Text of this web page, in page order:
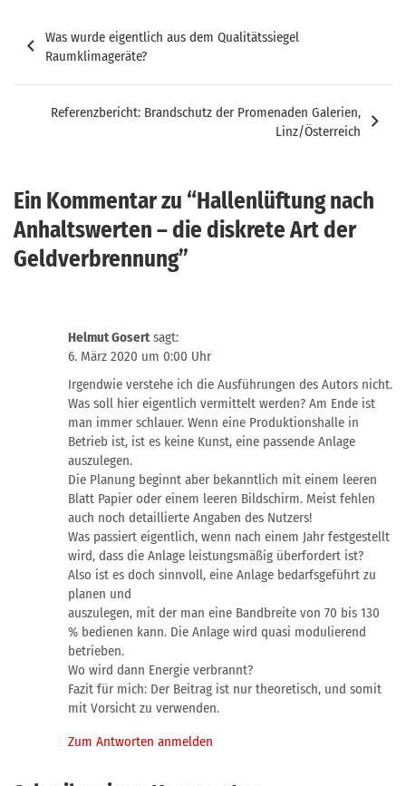
Beitragsnavigation
Was wurde eigentlich aus dem Qualitätssiegel
Raumklimageräte?
Referenzbericht: Brandschutz der Promenaden Galerien,
Linz/Österreich
Ein Kommentar zu “Hallenlüftung nach
Anhaltswerten – die diskrete Art der
Geldverbrennung”
Helmut Gosert sagt:
6. März 2020 um 0:00 Uhr
Irgendwie verstehe ich die Ausführungen des Autors nicht.
Was soll hier eigentlich vermittelt werden? Am Ende ist
man immer schlauer. Wenn eine Produktionshalle in
Betrieb ist, ist es keine Kunst, eine passende Anlage
auszulegen.
Die Planung beginnt aber bekanntlich mit einem leeren
Blatt Papier oder einem leeren Bildschirm. Meist fehlen
auch noch detaillierte Angaben des Nutzers!
Was passiert eigentlich, wenn nach einem Jahr festgestellt
wird, dass die Anlage leistungsmäßig überfordert ist?
Also ist es doch sinnvoll, eine Anlage bedarfsgeführt zu
planen und
auszulegen, mit der man eine Bandbreite von 70 bis 130
% bedienen kann. Die Anlage wird quasi modulierend
betrieben.
Wo wird dann Energie verbrannt?
Fazit für mich: Der Beitrag ist nur theoretisch, und somit
mit Vorsicht zu verwenden.
Zum Antworten anmelden